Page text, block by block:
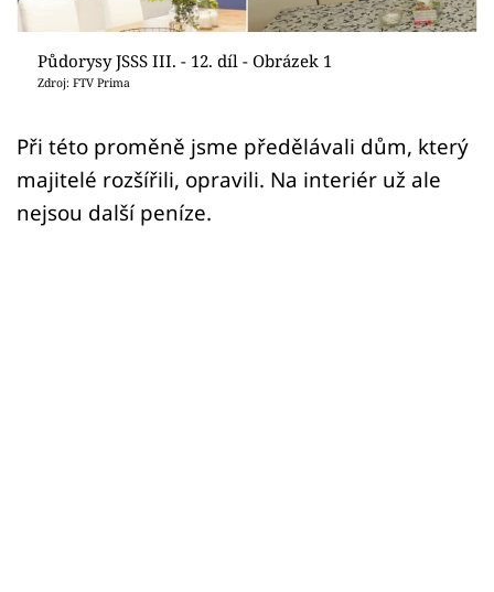
Sledujte nás
Půdorysy JSSS III. - 12. díl - Obrázek 1
Zdroj: FTV Prima
Při této proměně jsme předělávali dům, který
majitelé rozšířili, opravili. Na interiér už ale
nejsou další peníze.